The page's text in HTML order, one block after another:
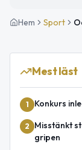
Hem Sport
Mest läst
1 Konkurs
2
Misstänkt
gripen